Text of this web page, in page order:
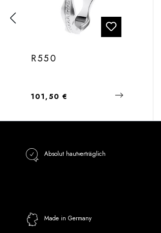
R550
Regulärer Preis:
101,50 €
Absolut hautverträglich
Made in Germany